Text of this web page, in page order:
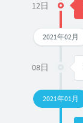
12日
2021年02月
08日
2021年01月